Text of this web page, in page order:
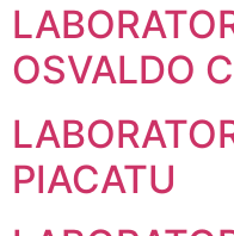
OSVALDO
PIACATU